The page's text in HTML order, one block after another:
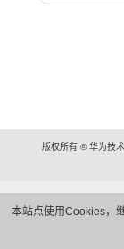
本站点使用Cookies，
版权所有 © 华为技